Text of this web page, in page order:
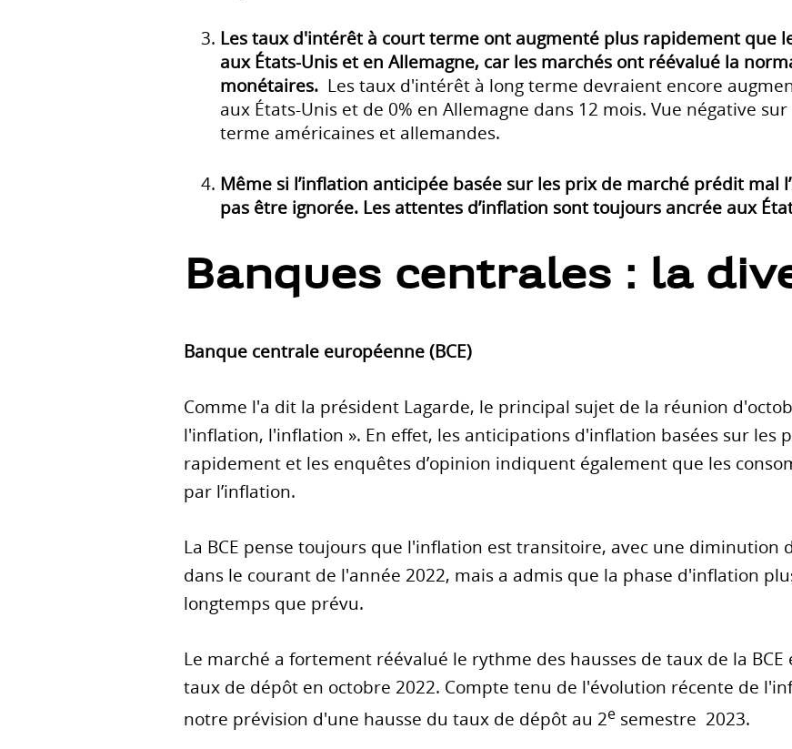
Les taux d'intérêt à court terme ont augmenté plus rapidement que
aux États-Unis et en Allemagne, car les marchés ont réévalué la
monétaires. Les taux d'intérêt à long terme devraient encore
aux États-Unis et de 0% en Allemagne dans 12 mois. Vue négative
terme américaines et allemandes.
Même si l’inflation anticipée basée sur les prix de marché prédit mal
pas être ignorée. Les attentes d’inflation sont toujours ancrée aux
Banques centrales : la
Banque centrale européenne (BCE)
Comme l'a dit la président Lagarde, le principal sujet de la réunion
l'inflation, l'inflation ». En effet, les anticipations d'inflation basées sur les
rapidement et les enquêtes d’opinion indiquent également que les
par l’inflation.
La BCE pense toujours que l'inflation est transitoire, avec une diminution
dans le courant de l'année 2022, mais a admis que la phase d'inflation
longtemps que prévu.
Le marché a fortement réévalué le rythme des hausses de taux de la
taux de dépôt en octobre 2022. Compte tenu de l'évolution récente de
notre prévision d'une hausse du taux de dépôt au 2esemestre 2023.